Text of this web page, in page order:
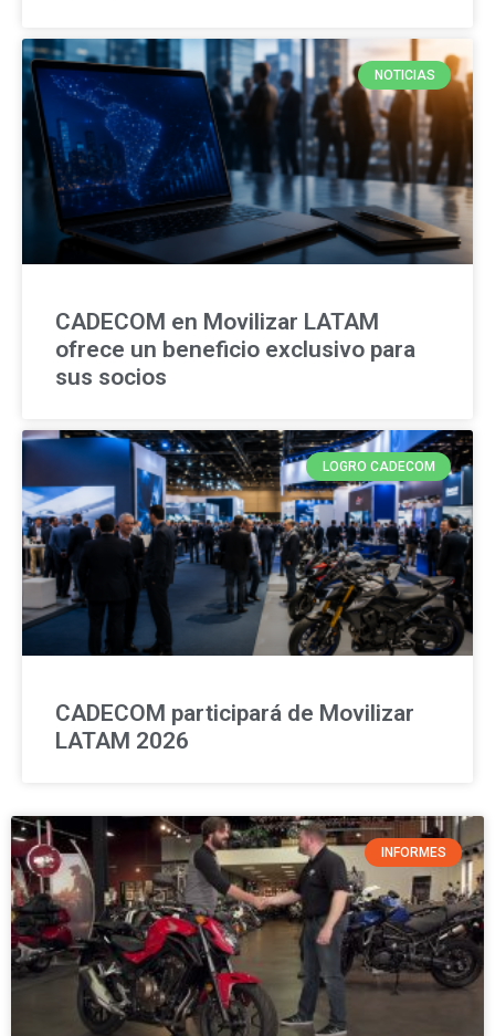
NOTICIAS
CADECOM en Movilizar LATAM
ofrece un beneficio exclusivo para
sus socios
LOGRO CADECOM
CADECOM participará de Movilizar
LATAM 2026
INFORMES